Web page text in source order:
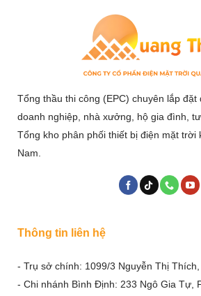
Tổng thầu thi công (EPC) chuyên lắp đặt
doanh nghiệp, nhà xưởng, hộ gia đình,
Tổng kho phân phối thiết bị điện mặt trời
Nam.
Thông tin liên hệ
- Trụ sở chính: 1099/3 Nguyễn Thị Thích,
- Chi nhánh Bình Định: 233 Ngô Gia Tự,